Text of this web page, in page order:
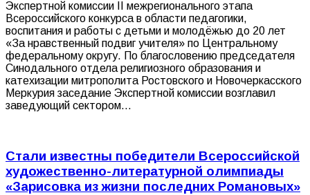
Экспертной комиссии II межрегионального этапа
Всероссийского конкурса в области педагогики,
воспитания и работы с детьми и молодёжью до 20 лет
«За нравственный подвиг учителя» по Центральному
федеральному округу. По благословению председателя
Синодального отдела религиозного образования и
катехизации митрополита Ростовского и Новочеркасского
Меркурия заседание Экспертной комиссии возглавил
заведующий сектором…
Стали известны победители Всероссийской
художественно-литературной олимпиады
«Зарисовка из жизни последних Романовых»